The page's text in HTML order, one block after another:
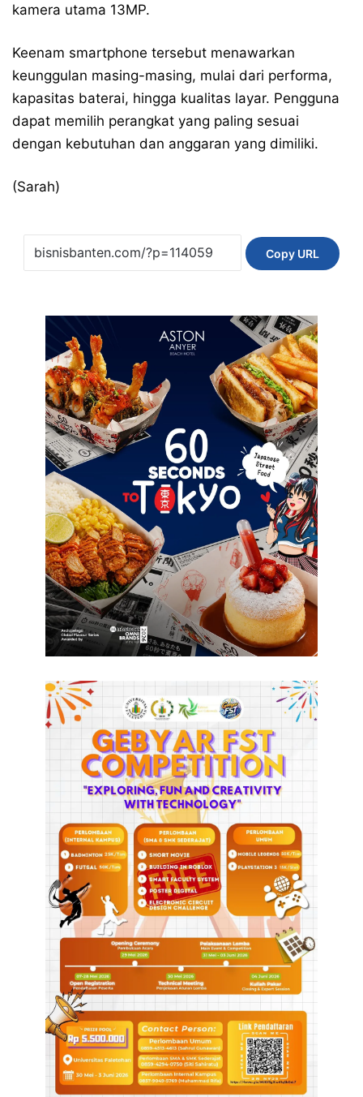
kamera utama 13MP.
Keenam smartphone tersebut menawarkan
keunggulan masing-masing, mulai dari performa,
kapasitas baterai, hingga kualitas layar. Pengguna
dapat memilih perangkat yang paling sesuai
dengan kebutuhan dan anggaran yang dimiliki.
(Sarah)
Copy URL